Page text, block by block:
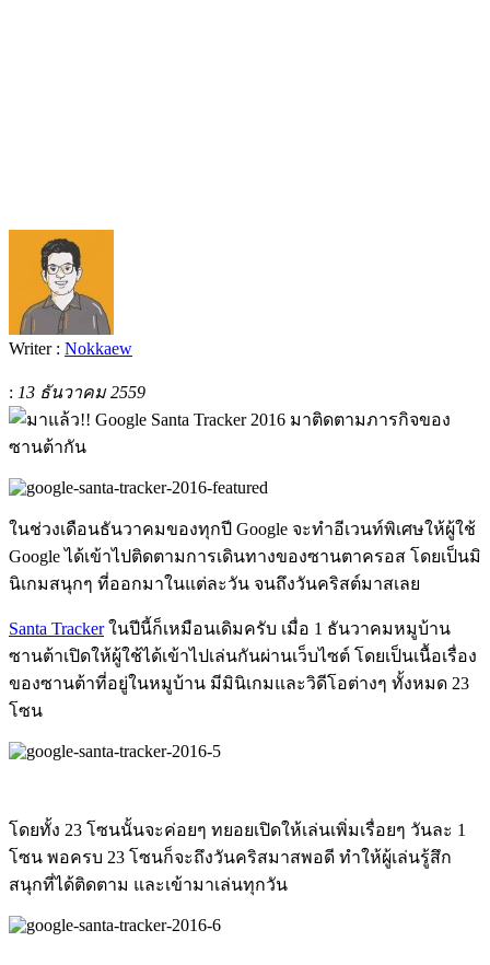
Writer : Nokkaew
: 13 ธันวาคม 2559
ในช่วงเดือนธันวาคมของทุกปี Google จะทำอีเวนท์พิเศษให้ผู้ใช้
Google ได้เข้าไปติดตามการเดินทางของซานตาครอส โดยเป็นมิ
นิเกมสนุกๆ ที่ออกมาในแต่ละวัน จนถึงวันคริสต์มาสเลย
Santa Trackerในปีนี้ก็เหมือนเดิมครับ เมื่อ 1 ธันวาคมหมูบ้าน
ซานต้าเปิดให้ผู้ใช้ได้เข้าไปเล่นกันผ่านเว็บไซต์ โดยเป็นเนื้อเรื่อง
ของซานต้าที่อยู่ในหมูบ้าน มีมินิเกมและวิดีโอต่างๆ ทั้งหมด 23
โซน
โดยทั้ง 23 โซนนั้นจะค่อยๆ ทยอยเปิดให้เล่นเพิ่มเรื่อยๆ วันละ 1
โซน พอครบ 23 โซนก็จะถึงวันคริสมาสพอดี ทำให้ผู้เล่นรู้สึก
สนุกที่ได้ติดตาม และเข้ามาเล่นทุกวัน